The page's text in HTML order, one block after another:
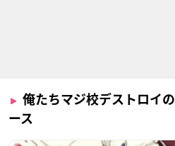
俺たちマジ校デストロイ
ース